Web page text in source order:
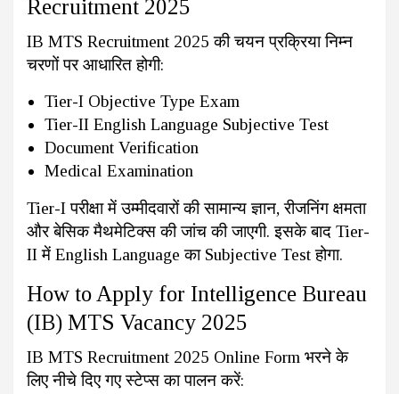
Recruitment 2025
IB MTS Recruitment 2025 की चयन प्रक्रिया निम्न
चरणों पर आधारित होगी:
Tier-I Objective Type Exam
Tier-II English Language Subjective Test
Document Verification
Medical Examination
Tier-I परीक्षा में उम्मीदवारों की सामान्य ज्ञान, रीजनिंग क्षमता
और बेसिक मैथमेटिक्स की जांच की जाएगी. इसके बाद Tier-
II में English Language का Subjective Test होगा.
How to Apply for Intelligence Bureau
(IB) MTS Vacancy 2025
IB MTS Recruitment 2025 Online Form भरने के
लिए नीचे दिए गए स्टेप्स का पालन करें: